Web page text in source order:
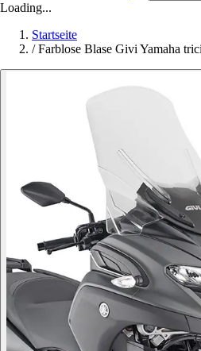
Loading...
Startseite
/ Farblose Blase Givi Yamaha